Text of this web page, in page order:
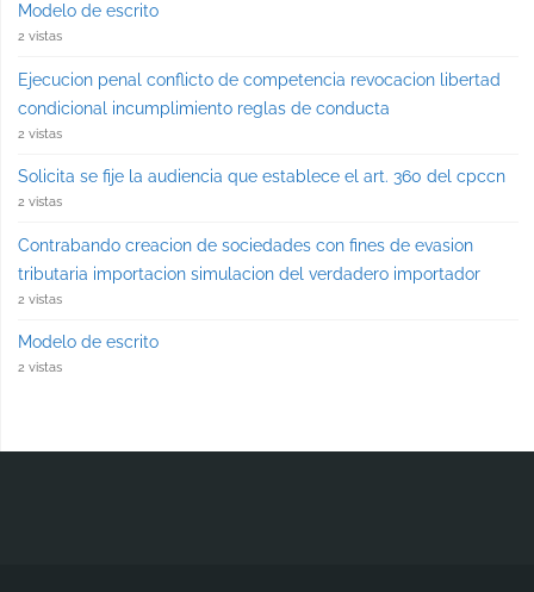
Modelo de escrito
2 vistas
Ejecucion penal conflicto de competencia revocacion libertad
condicional incumplimiento reglas de conducta
2 vistas
Solicita se fije la audiencia que establece el art. 360 del cpccn
2 vistas
Contrabando creacion de sociedades con fines de evasion
tributaria importacion simulacion del verdadero importador
2 vistas
Modelo de escrito
2 vistas